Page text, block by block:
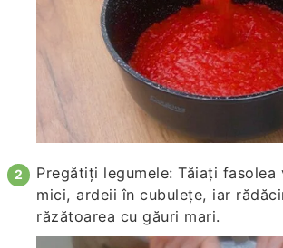
Pregătiți legumele: Tăiați fasolea
mici, ardeii în cubulețe, iar
răzătoarea cu găuri mari.